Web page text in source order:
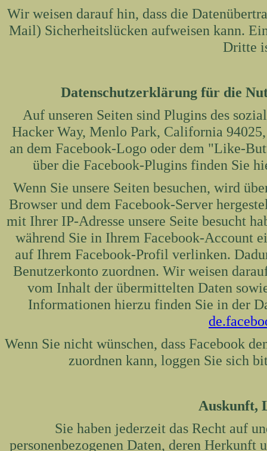
Wir weisen darauf hin, dass die
Mail) Sicherheitslücken aufweisen kann.
Dritte
Datenschutzerklärung für die
Auf unseren Seiten sind Plugins des
Hacker Way, Menlo Park, California
an dem Facebook-Logo oder dem "Like-
über die Facebook-Plugins finden Sie
Wenn Sie unsere Seiten besuchen, wird
Browser und dem Facebook-Server
mit Ihrer IP-Adresse unsere Seite besucht
während Sie in Ihrem Facebook-Account
auf Ihrem Facebook-Profil verlinken.
Benutzerkonto zuordnen. Wir weisen
vom Inhalt der übermittelten Daten
Informationen hierzu finden Sie in der
Wenn Sie nicht wünschen, dass Facebook
zuordnen kann, loggen Sie sich
Auskunft,
Sie haben jederzeit das Recht auf
personenbezogenen Daten, deren